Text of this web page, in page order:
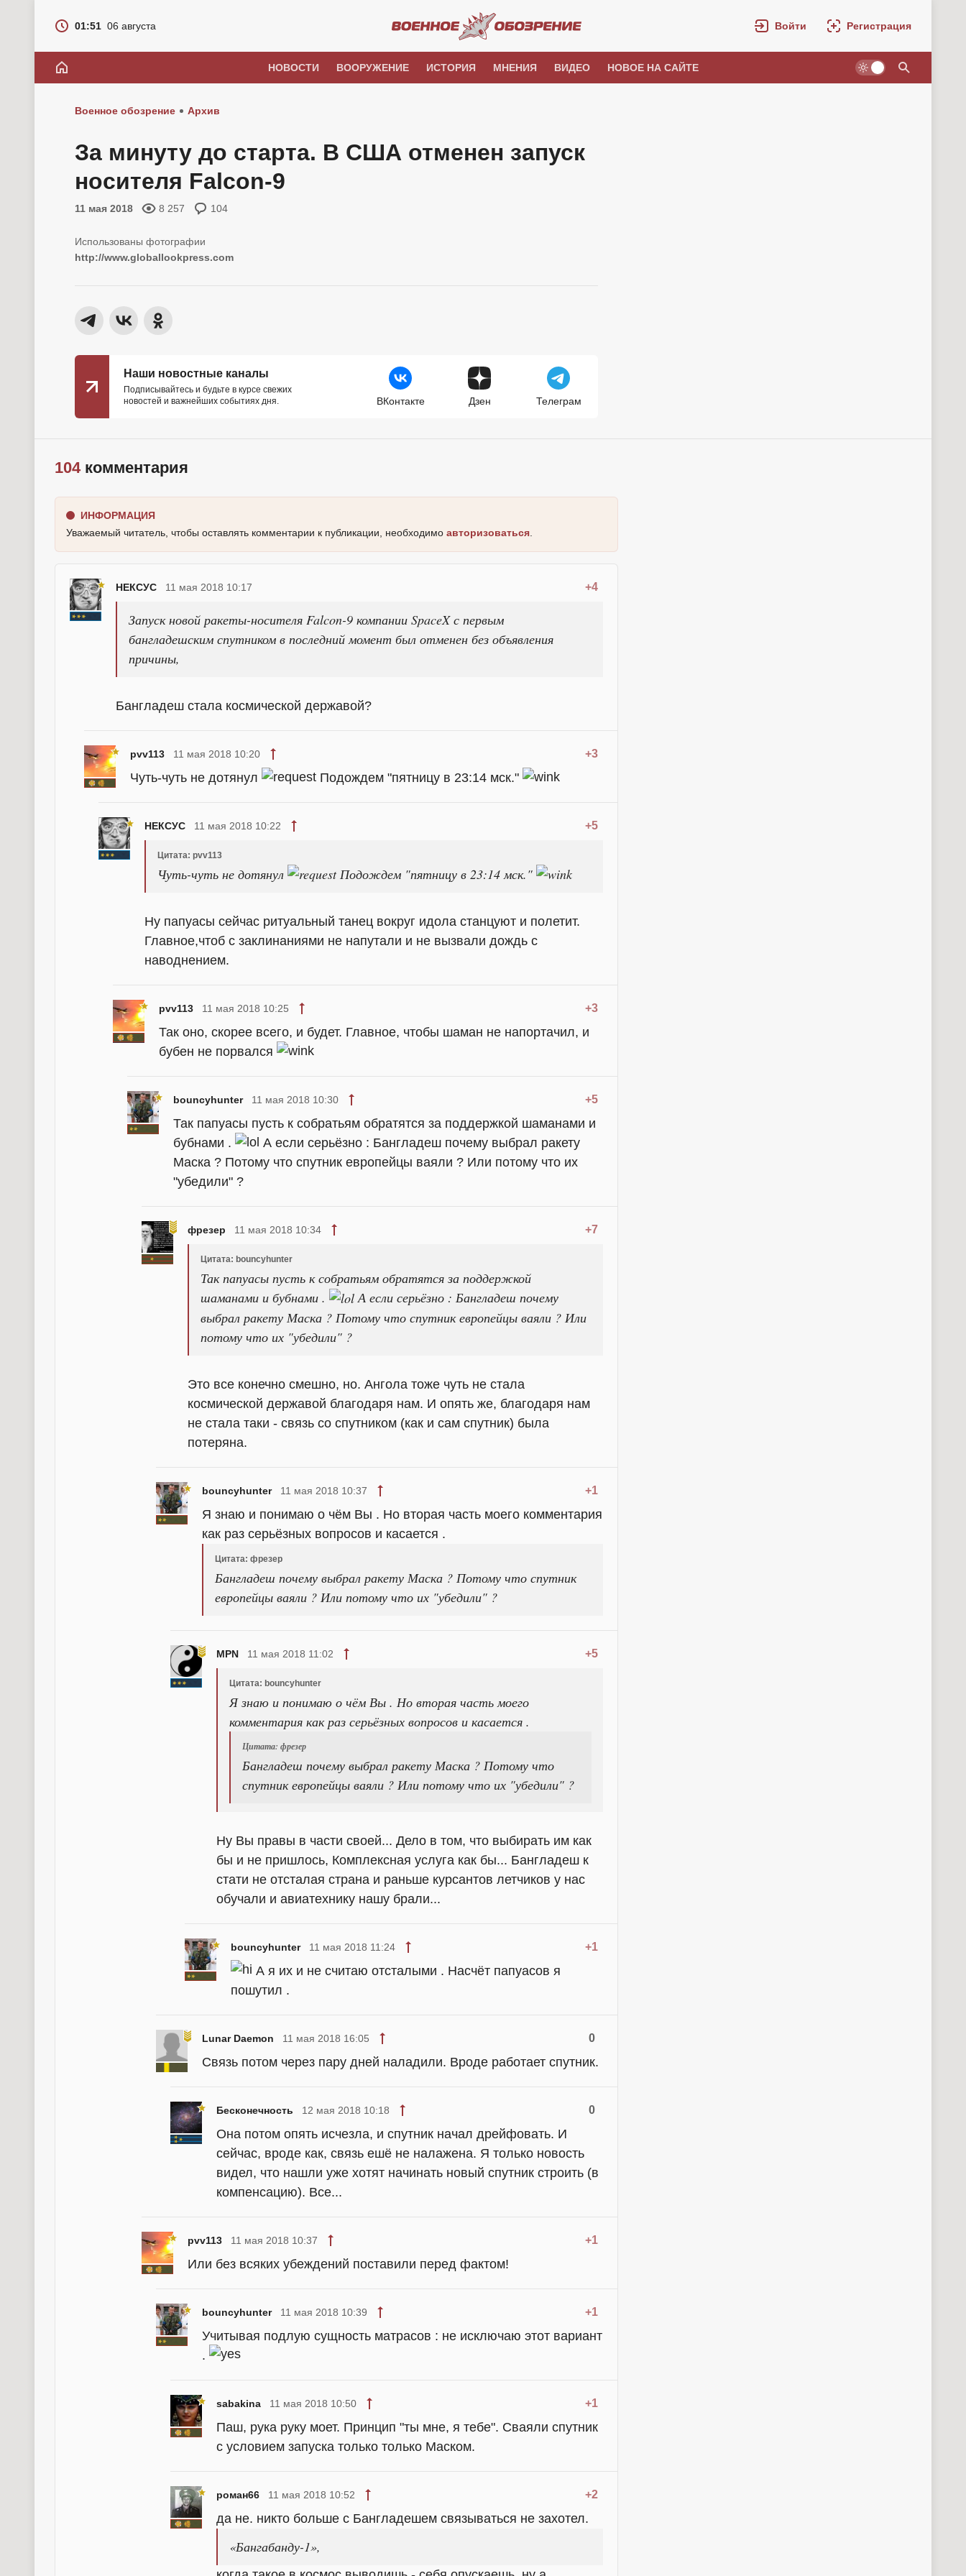
01:51 06 августа Войти Регистрация
НОВОСТИ ВООРУЖЕНИЕ ИСТОРИЯ МНЕНИЯ ВИДЕО НОВОЕ НА САЙТЕ
Военное обозрение Архив
За минуту до старта. В США отменен запуск
носителя Falcon-9
11 мая 2018 8 257 104
http://www.globallookpress.com
Наши новостные каналы
Подписывайтесь и будьте в курсе свежих
новостей и важнейших событиях дня.
ВКонтакте Дзен Телеграм
104комментария
ИНФОРМАЦИЯ
Уважаемый читатель, чтобы оставлять комментарии к публикации, необходимо авторизоваться
НЕКСУС +4
11 мая 2018 10:17
Запуск новой ракеты-носителя Falcon-9 компании SpaceX с первым
бангладешским спутником в последний момент был отменен без объявления
причины,
Бангладеш стала космической державой?
pvv113 +3
11 мая 2018 10:20
Чуть-чуть не дотянул Подождем "пятницу в 23:14 мск."
НЕКСУС +5
11 мая 2018 10:22
Цитата: pvv113
Чуть-чуть не дотянул Подождем "пятницу в 23:14 мск."
Ну папуасы сейчас ритуальный танец вокруг идола станцуют и полетит.
Главное,чтоб с заклинаниями не напутали и не вызвали дождь с
наводнением.
pvv113 +3
11 мая 2018 10:25
Так оно, скорее всего, и будет. Главное, чтобы шаман не напортачил, и
бубен не порвался
bouncyhunter +5
11 мая 2018 10:30
Так папуасы пусть к собратьям обратятся за поддержкой шаманами и
бубнами .
А если серьёзно : Бангладеш почему выбрал ракету
Маска ? Потому что спутник европейцы ваяли ? Или потому что их
"убедили" ?
фрезер +7
11 мая 2018 10:34
Цитата: bouncyhunter
Так папуасы пусть к собратьям обратятся за поддержкой
шаманами и бубнами .
А если серьёзно : Бангладеш почему
выбрал ракету Маска ? Потому что спутник европейцы ваяли ? Или
потому что их "убедили" ?
Это все конечно смешно, но. Ангола тоже чуть не стала
космической державой благодаря нам. И опять же, благодаря нам
не стала таки - связь со спутником (как и сам спутник) была
потеряна.
bouncyhunter +1
11 мая 2018 10:37
Я знаю и понимаю о чём Вы . Но вторая часть моего комментария
как раз серьёзных вопросов и касается .
Цитата: фрезер
Бангладеш почему выбрал ракету Маска ? Потому что спутник
европейцы ваяли ? Или потому что их "убедили" ?
MPN +5
11 мая 2018 11:02
Цитата: bouncyhunter
Я знаю и понимаю о чём Вы . Но вторая часть моего
комментария как раз серьёзных вопросов и касается .
Цитата: фрезер
Бангладеш почему выбрал ракету Маска ? Потому что
спутник европейцы ваяли ? Или потому что их "убедили" ?
Ну Вы правы в части своей... Дело в том, что выбирать им как
бы и не пришлось, Комплексная услуга как бы... Бангладеш к
стати не отсталая страна и раньше курсантов летчиков у нас
обучали и авиатехнику нашу брали...
bouncyhunter +1
11 мая 2018 11:24
А я их и не считаю отсталыми . Насчёт папуасов я
пошутил .
Lunar Daemon 0
11 мая 2018 16:05
Связь потом через пару дней наладили. Вроде работает спутник.
Бесконечность 0
12 мая 2018 10:18
Она потом опять исчезла, и спутник начал дрейфовать. И
сейчас, вроде как, связь ешё не налажена. Я только новость
видел, что нашли уже хотят начинать новый спутник строить (в
компенсацию). Все...
pvv113 +1
11 мая 2018 10:37
Или без всяких убеждений поставили перед фактом!
bouncyhunter +1
11 мая 2018 10:39
Учитывая подлую сущность матрасов : не исключаю этот вариант
.
sabakina +1
11 мая 2018 10:50
Паш, рука руку моет. Принцип "ты мне, я тебе". Сваяли спутник
с условием запуска только только Маском.
роман66 +2
11 мая 2018 10:52
да не. никто больше с Бангладешем связываться не захотел.
«Бангабанду-1»,